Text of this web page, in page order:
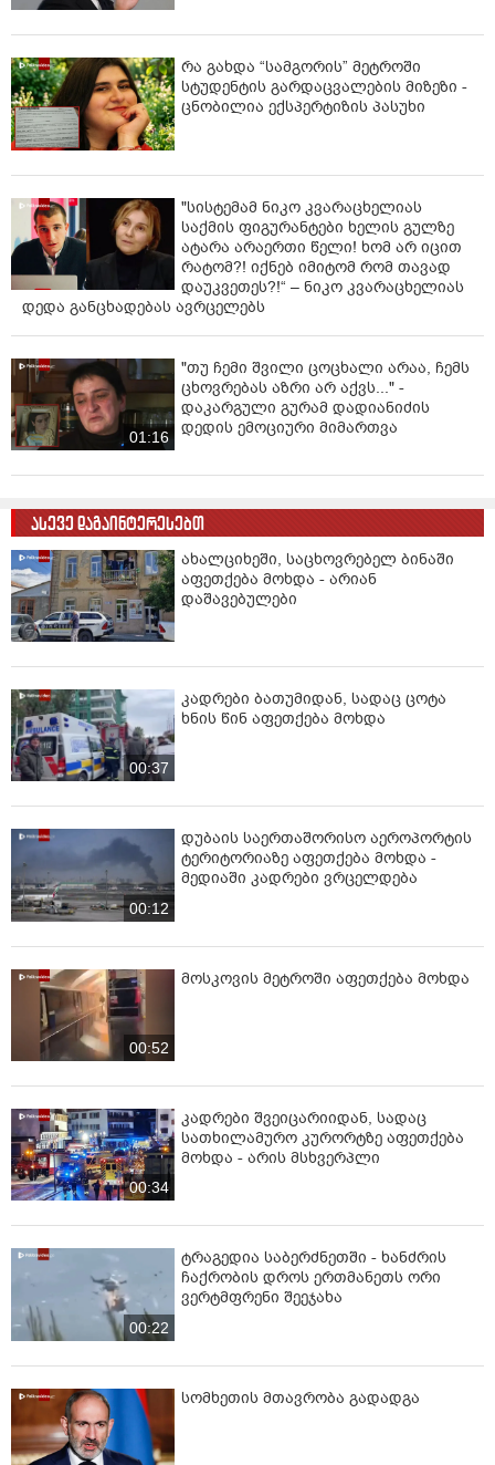
რე­ბის კვალს ეძებს.
განაგრძეთ კითხვა>>>
რა გახდა “სამგორის” მეტროში
სტუდენტის გარდაცვალების მიზეზი -
ცნობილია ექსპერტიზის პასუხი
"სისტემამ ნიკო კვარაცხელიას
საქმის ფიგურანტები ხელის გულზე
ატარა არაერთი წელი! ხომ არ იცით
რატომ?! იქნებ იმიტომ რომ თავად
დაუკვეთეს?!“ – ნიკო კვარაცხელიას
დედა განცხადებას ავრცელებს
01:16
"თუ ჩემი შვილი ცოცხალი არაა, ჩემს
ცხოვრებას აზრი არ აქვს..." -
დაკარგული გურამ დადიანიძის
დედის ემოციური მიმართვა
ასევე დაგაინტერესებთ
ახალციხეში, საცხოვრებელ ბინაში
აფეთქება მოხდა - არიან
დაშავებულები
00:37
კადრები ბათუმიდან, სადაც ცოტა
ხნის წინ აფეთქება მოხდა
00:12
დუბაის საერთაშორისო აეროპორტის
ტერიტორიაზე აფეთქება მოხდა -
მედიაში კადრები ვრცელდება
00:52
მოსკოვის მეტროში აფეთქება მოხდა
00:34
კადრები შვეიცარიიდან, სადაც
სათხილამურო კურორტზე აფეთქება
მოხდა - არის მსხვერპლი
00:22
ტრაგედია საბერძნეთში - ხანძრის
ჩაქრობის დროს ერთმანეთს ორი
ვერტმფრენი შეეჯახა
სომხეთის მთავრობა გადადგა